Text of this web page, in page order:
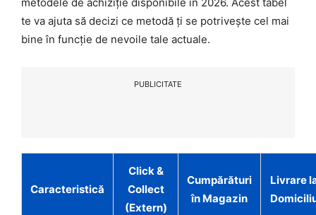
te va ajuta să decizi ce metodă ți se potrivește cel mai
bine în funcție de nevoile tale actuale.
PUBLICITATE
Caracteristică
Click &
Collect
(Extern)
Cumpărături
în Magazin
Livrare